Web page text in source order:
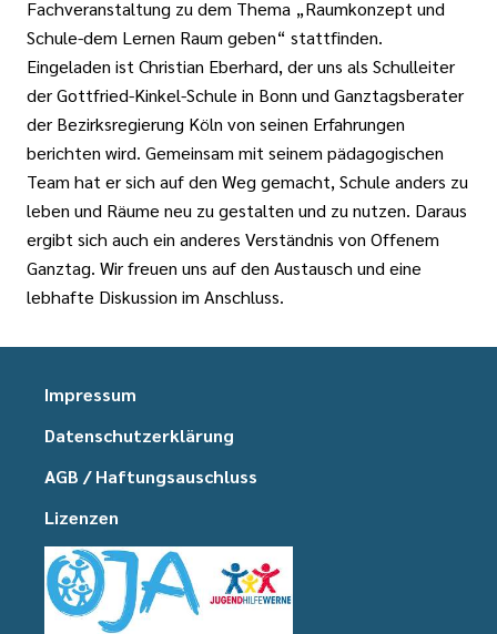
Fachveranstaltung zu dem Thema „Raumkonzept und
Schule-dem Lernen Raum geben“ stattfinden.
Eingeladen ist Christian Eberhard, der uns als Schulleiter
der Gottfried-Kinkel-Schule in Bonn und Ganztagsberater
der Bezirksregierung Köln von seinen Erfahrungen
berichten wird. Gemeinsam mit seinem pädagogischen
Team hat er sich auf den Weg gemacht, Schule anders zu
leben und Räume neu zu gestalten und zu nutzen. Daraus
ergibt sich auch ein anderes Verständnis von Offenem
Ganztag. Wir freuen uns auf den Austausch und eine
lebhafte Diskussion im Anschluss.
Impressum
Datenschutzerklärung
AGB / Haftungsauschluss
Lizenzen